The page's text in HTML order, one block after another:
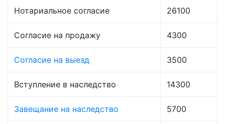
Нотариальное согласие 26100
Согласие на продажу 4300
Согласие на выезд 3500
Вступление в наследство 14300
Завещание на наследство 5700